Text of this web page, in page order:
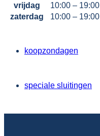
vrijdag
10:00 – 19:00
zaterdag
10:00 – 19:00
koopzondagen
speciale sluitingen